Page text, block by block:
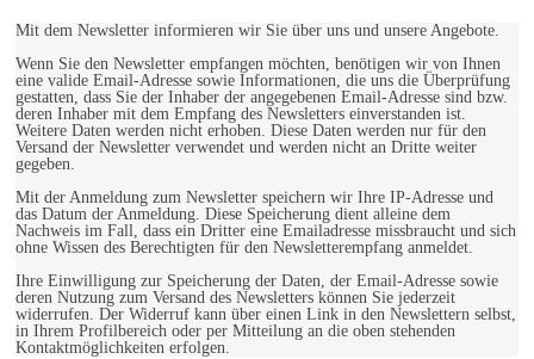
Mit dem Newsletter informieren wir Sie über uns und unsere Angebote.
Wenn Sie den Newsletter empfangen möchten, benötigen wir von Ihnen
eine valide Email-Adresse sowie Informationen, die uns die Überprüfung
gestatten, dass Sie der Inhaber der angegebenen Email-Adresse sind bzw.
deren Inhaber mit dem Empfang des Newsletters einverstanden ist.
Weitere Daten werden nicht erhoben. Diese Daten werden nur für den
Versand der Newsletter verwendet und werden nicht an Dritte weiter
gegeben.
Mit der Anmeldung zum Newsletter speichern wir Ihre IP-Adresse und
das Datum der Anmeldung. Diese Speicherung dient alleine dem
Nachweis im Fall, dass ein Dritter eine Emailadresse missbraucht und sich
ohne Wissen des Berechtigten für den Newsletterempfang anmeldet.
Ihre Einwilligung zur Speicherung der Daten, der Email-Adresse sowie
deren Nutzung zum Versand des Newsletters können Sie jederzeit
widerrufen. Der Widerruf kann über einen Link in den Newslettern selbst,
in Ihrem Profilbereich oder per Mitteilung an die oben stehenden
Kontaktmöglichkeiten erfolgen.